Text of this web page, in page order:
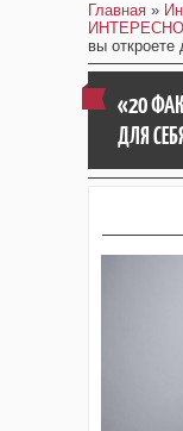
Главная »
ИНТЕРЕСНО
вы откроете
«20
ДЛЯ